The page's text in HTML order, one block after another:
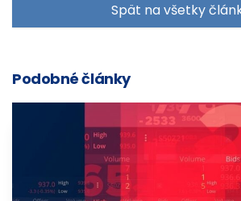
Spät na všetky
Podobné články